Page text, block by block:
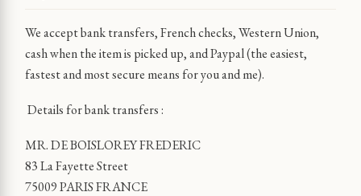
We accept bank transfers, French checks, Western Union,
cash when the item is picked up, and Paypal (the easiest,
fastest and most secure means for you and me).
Details for bank transfers :
MR. DE BOISLOREY FREDERIC
83 La Fayette Street
75009 PARIS FRANCE